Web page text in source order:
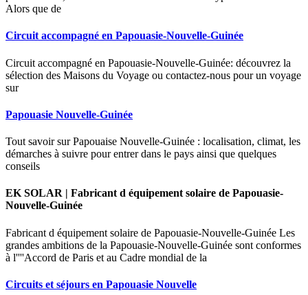
Alors que de
Circuit accompagné en Papouasie-Nouvelle-Guinée
Circuit accompagné en Papouasie-Nouvelle-Guinée: découvrez la
sélection des Maisons du Voyage ou contactez-nous pour un voyage
sur
Papouasie Nouvelle-Guinée
Tout savoir sur Papouaise Nouvelle-Guinée : localisation, climat, les
démarches à suivre pour entrer dans le pays ainsi que quelques
conseils
EK SOLAR | Fabricant d équipement solaire de Papouasie-
Nouvelle-Guinée
Fabricant d équipement solaire de Papouasie-Nouvelle-Guinée Les
grandes ambitions de la Papouasie-Nouvelle-Guinée sont conformes
à l''''Accord de Paris et au Cadre mondial de la
Circuits et séjours en Papouasie Nouvelle